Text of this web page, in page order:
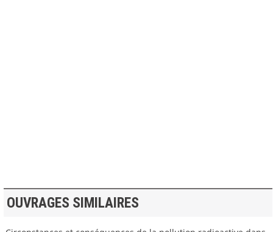
OUVRAGES SIMILAIRES